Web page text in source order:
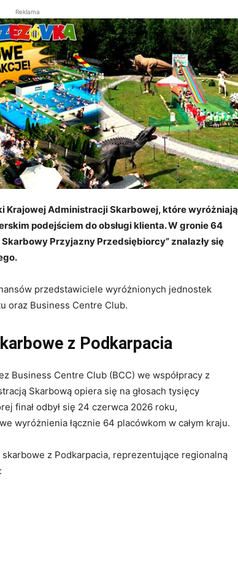
Reklama
Krajowej Administracji Skarbowej, które wyróżniają
podejściem do obsługi klienta. W gronie 64
Przyjazny Przedsiębiorcy” znalazły się
przedstawiciele wyróżnionych jednostek
oraz Business Centre Club.
z Podkarpacia
Business Centre Club (BCC) we współpracy z
Skarbową opiera się na głosach tysięcy
finał odbył się 24 czerwca 2026 roku,
wyróżnienia łącznie 64 placówkom w całym kraju.
z Podkarpacia, reprezentujące regionalną